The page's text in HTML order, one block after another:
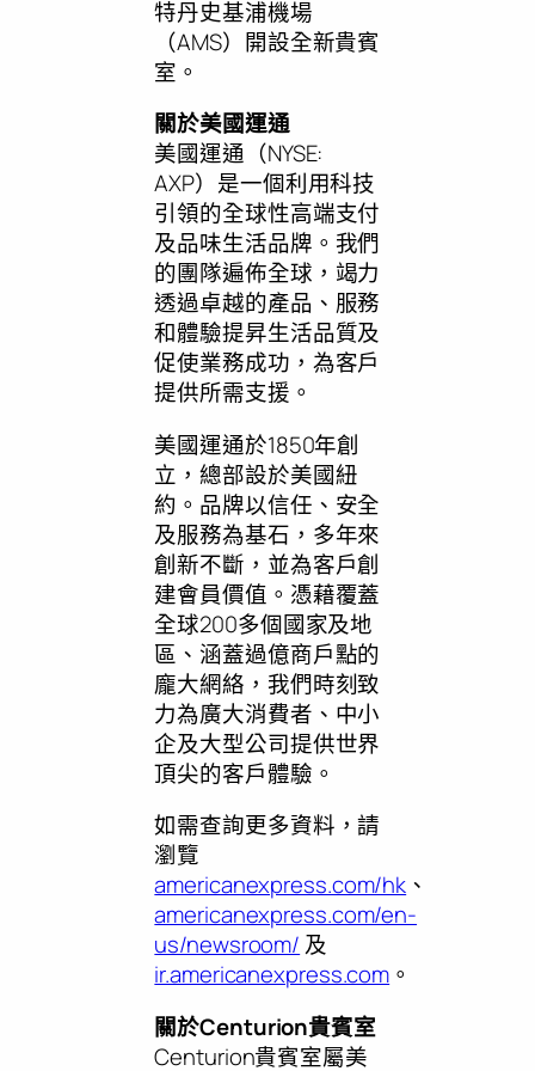
特丹史基浦機場
（AMS）開設全新貴賓
室。
關於美國運通
美國運通（NYSE:
AXP）是一個利用科技
引領的全球性高端支付
及品味生活品牌。我們
的團隊遍佈全球，竭力
透過卓越的產品、服務
和體驗提昇生活品質及
促使業務成功，為客戶
提供所需支援。
美國運通於1850年創
立，總部設於美國紐
約。品牌以信任、安全
及服務為基石，多年來
創新不斷，並為客戶創
建會員價值。憑藉覆蓋
全球200多個國家及地
區、涵蓋過億商戶點的
龐大網絡，我們時刻致
力為廣大消費者、中小
企及大型公司提供世界
頂尖的客戶體驗。
如需查詢更多資料，請
瀏覽
americanexpress.com/hk 、
americanexpress.com/en-
us/newsroom/及
ir.americanexpress.com 。
關於Centurion貴賓室
Centurion貴賓室屬美